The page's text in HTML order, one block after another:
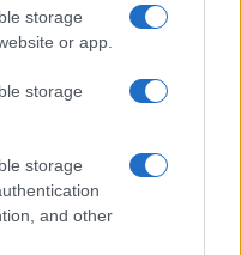
storage
or app.
storage
storage
and other
versare capitale,
fiscali e IVA.
basi giuridiche,
piano breach e
(diretto/EOR),
policy remote e